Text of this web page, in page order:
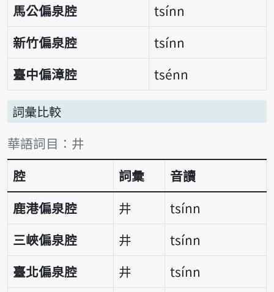
馬公偏泉腔
tsínn
新竹偏泉腔
tsínn
臺中偏漳腔
tsénn
詞彙比較
詞彙比較表
華語詞目：井
腔
詞彙
音讀
鹿港偏泉腔
井
tsínn
三峽偏泉腔
井
tsínn
臺北偏泉腔
井
tsínn